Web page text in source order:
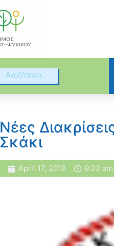
Νέες
Σκάκι
April 17, 2018 9:22 am